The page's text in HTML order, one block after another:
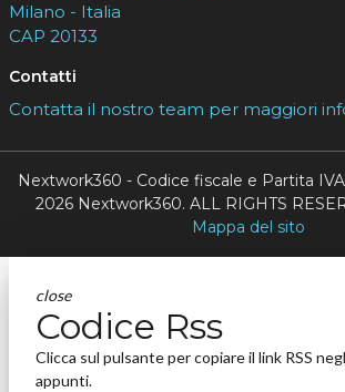
Milano - Italia
CAP 20133
Contatti
Contatta il nostro team per maggiori
Nextwork360 - Codice fiscale e Partita
2026 Nextwork360. ALL RIGHTS
Mappa del sito
close
Codice Rss
Clicca sul pulsante per copiare il link RSS
appunti.